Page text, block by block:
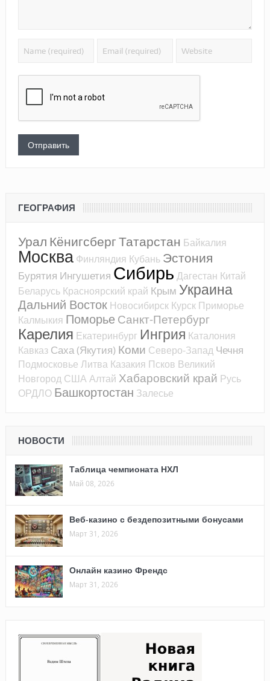
ГЕОГРАФИЯ
Урал КёнигсбергТатарстан Байкалия
Москва Финляндия Кубань Эстония
Бурятия Ингушетия Сибирь Дагестан Китай
Беларусь Красноярский край Крым Украина
Дальний Восток Новосибирск Курск Приморье
Калмыкия Поморье Санкт-Петербург
Карелия Екатеринбург Ингрия Каталония
Кавказ Саха (Якутия) Коми Северо-Запад Чечня
Подмосковье Литва Казакия Псков Великий
Новгород США Алтай Хабаровский край Русь
ОРДЛО Башкортостан Залесье
НОВОСТИ
Таблица чемпионата НХЛ
Май 08, 2026
Веб-казино с бездепозитными бонусами
Март 31, 2026
Онлайн казино Френдс
Март 31, 2026